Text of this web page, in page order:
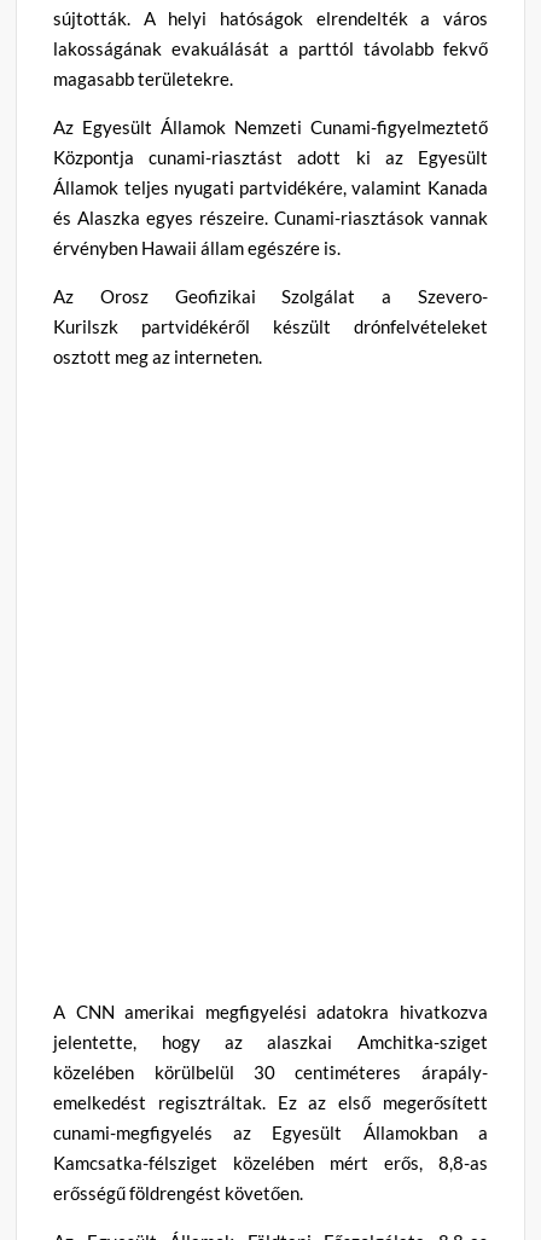
sújtották. A helyi hatóságok elrendelték a város
lakosságának evakuálását a parttól távolabb fekvő
magasabb területekre.
Az Egyesült Államok Nemzeti Cunami-figyelmeztető
Központja cunami-riasztást adott ki az Egyesült
Államok teljes nyugati partvidékére, valamint Kanada
és Alaszka egyes részeire. Cunami-riasztások vannak
érvényben Hawaii állam egészére is.
Az Orosz Geofizikai Szolgálat a Szevero-
Kurilszk partvidékéről készült drónfelvételeket
osztott meg az interneten.
A CNN amerikai megfigyelési adatokra hivatkozva
jelentette, hogy az alaszkai Amchitka-sziget
közelében körülbelül 30 centiméteres árapály-
emelkedést regisztráltak. Ez az első megerősített
cunami-megfigyelés az Egyesült Államokban a
Kamcsatka-félsziget közelében mért erős, 8,8-as
erősségű földrengést követően.